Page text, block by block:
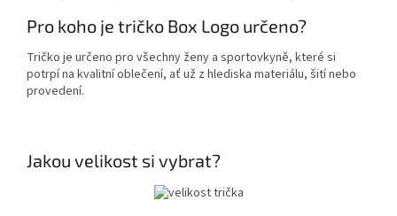
Pro koho je tričko Box Logo určeno?
Tričko je určeno pro všechny ženy a sportovkyně, které si
potrpí na kvalitní oblečení, ať už z hlediska materiálu, šití nebo
provedení.
Jakou velikost si vybrat?